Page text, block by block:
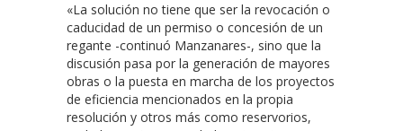
«La solución no tiene que ser la revocación o
caducidad de un permiso o concesión de un
regante -continuó Manzanares-, sino que la
discusión pasa por la generación de mayores
obras o la puesta en marcha de los proyectos
de eficiencia mencionados en la propia
resolución y otros más como reservorios,